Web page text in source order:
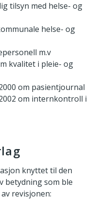
tilsyn med helse- og
helse- og
m.v
kvalitet i pleie- og
om pasientjournal
om internkontroll i
knyttet til den
betydning som ble
revisjonen: